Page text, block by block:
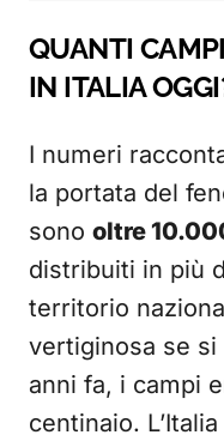
QUANTI
IN ITALIA
I numeri
la portata del
sono oltre
distribuiti in più
territorio
vertiginosa se
anni fa, i campi
centinaio.